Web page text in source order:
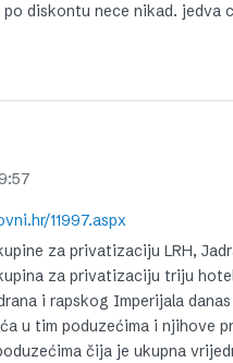
diskontu nece nikad. jedva
11997.aspx
za privatizaciju LRH,
za privatizaciju triju
i rapskog Imperijala
u tim poduzećima i njihove
čija je ukupna